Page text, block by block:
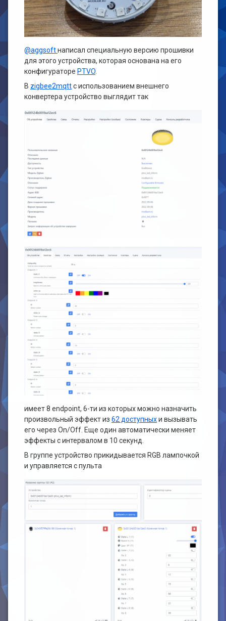
@aggsoftнаписал специальную версию прошивки
для этого устройства, которая основана на его
конфигураторе PTVO
В zigbee2mqttс использованием внешнего
конвертера устройство выглядит так
имеет 8 endpoint, 6-ти из которых можно назначить
произвольный эффект из 62 доступныхи вызывать
его через On/Off. Еще один автоматически меняет
эффекты с интервалом в 10 секунд.
В группе устройство прикидывается RGB лампочкой
и управляется с пульта